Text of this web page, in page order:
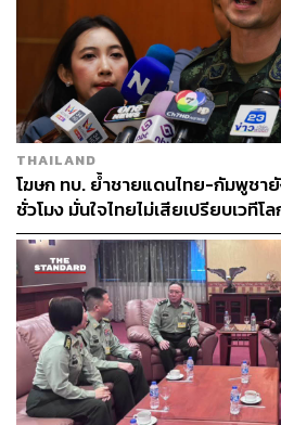
ทหารสูงสุด เพื่อให้พิจารณาการอ
ชุมนุมเรียกร้องประชาธิปไตยในวั
ความเหมาะสมหรือไม่
TAGS: ม็อบ 7 สิงหา การชุมนุมทางก
ศูนย์รวมประชาชนปกป้องสถา
(ศปปส.)
THAILAND
โฆษก ทบ. ย้ำชายแดนไทย-กัมพูชายั
ชั่วโมง มั่นใจไทยไม่เสียเปรียบเวที
รับรอง MOU43